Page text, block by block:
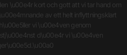
\u00e4r kort och gott att vi tar hand om
av ett helt inflyttningsklart
vi \u00e4ven genom
d\u00e4r vi \u00e4ven